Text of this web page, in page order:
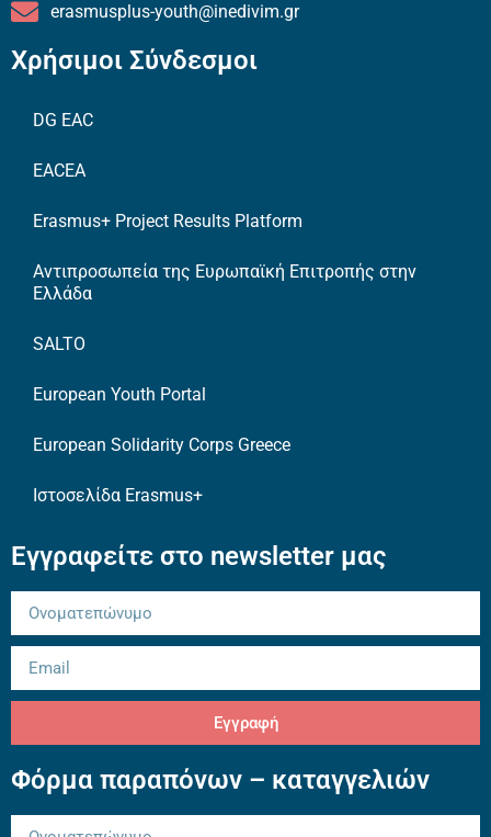
erasmusplus-youth@inedivim.gr
Χρήσιμοι Σύνδεσμοι
DG EAC
EACEA
Erasmus+ Project Results Platform
Αντιπροσωπεία της Ευρωπαϊκή Επιτροπής στην
Ελλάδα
SALTO
European Youth Portal
European Solidarity Corps Greece
Ιστοσελίδα Erasmus+
Εγγραφείτε στο newsletter μας
Εγγραφή
Φόρμα παραπόνων – καταγγελιών